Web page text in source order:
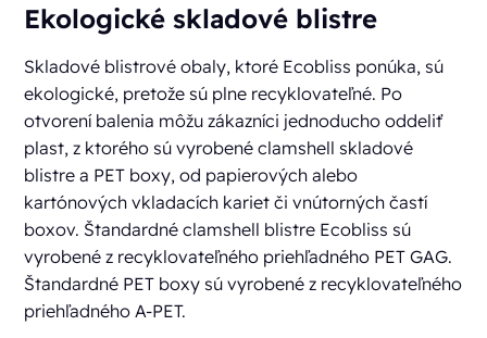
Ekologické skladové blistre
Skladové blistrové obaly, ktoré Ecobliss ponúka, sú
ekologické, pretože sú plne recyklovateľné. Po
otvorení balenia môžu zákazníci jednoducho oddeliť
plast, z ktorého sú vyrobené clamshell skladové
blistre a PET boxy, od papierových alebo
kartónových vkladacích kariet či vnútorných častí
boxov. Štandardné clamshell blistre Ecobliss sú
vyrobené z recyklovateľného priehľadného PET GAG.
Štandardné PET boxy sú vyrobené z recyklovateľného
priehľadného A-PET.